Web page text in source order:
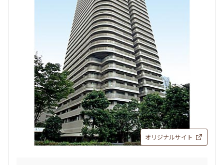
より詳細な絞り込み
建物施設やお部屋の設備、方位、階数などの絞り込みが
できます
設定する
オリジナルサイト